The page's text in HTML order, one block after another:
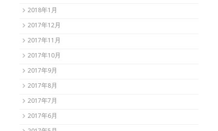
2018年1月
2017年12月
2017年11月
2017年10月
2017年9月
2017年8月
2017年7月
2017年6月